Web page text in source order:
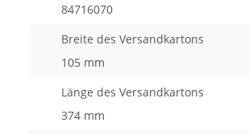
84716070
Breite des Versandkartons
105 mm
Länge des Versandkartons
374 mm